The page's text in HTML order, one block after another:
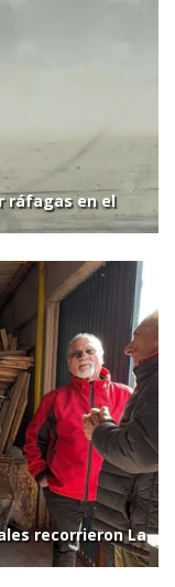
ráfagas en el
recorrieron La